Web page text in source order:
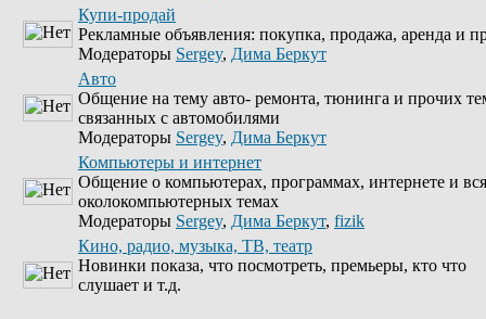
Купи-продай
Рекламные объявления: покупка, продажа, аренда и
Модераторы Sergey, Дима Беркут
Авто
Общение на тему авто- ремонта, тюнинга и прочих
связанных с автомобилями
Модераторы Sergey, Дима Беркут
Компьютеры и интернет
Общение о компьютерах, программах, интернете и
околокомпьютерных темах
Модераторы Sergey, Дима Беркут, fizik
Кино, радио, музыка, ТВ, театр
Новинки показа, что посмотреть, премьеры, кто что
слушает и т.д.